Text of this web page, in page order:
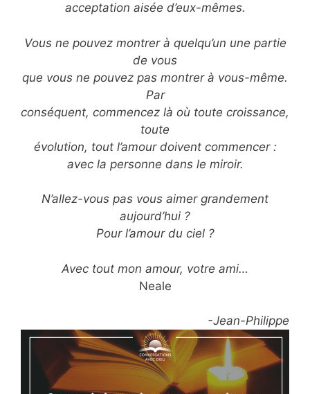
acceptation aisée d’eux-mêmes.
Vous ne pouvez montrer à quelqu’un une partie
de vous
que vous ne pouvez pas montrer à vous-même.
Par
conséquent, commencez là où toute croissance,
toute
évolution, tout l’amour doivent commencer :
avec la personne dans le miroir.
N’allez-vous pas vous aimer grandement
aujourd’hui ?
Pour l’amour du ciel ?
Avec tout mon amour, votre ami…
Neale
-Jean-Philippe